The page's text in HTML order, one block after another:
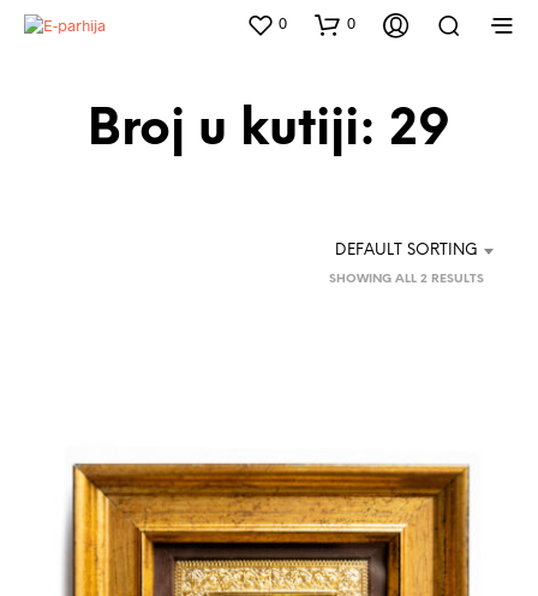
0 0
Broj u kutiji: 29
DEFAULT SORTING
SHOWING ALL 2 RESULTS